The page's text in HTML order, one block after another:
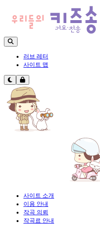
러브 레터
사이트 맵
사이트 소개
이용 안내
작곡 의뢰
작곡료 안내